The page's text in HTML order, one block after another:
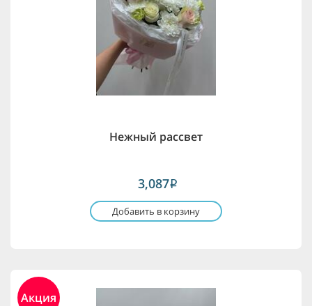
Нежный рассвет
3,087i
Добавить в корзину
Акция